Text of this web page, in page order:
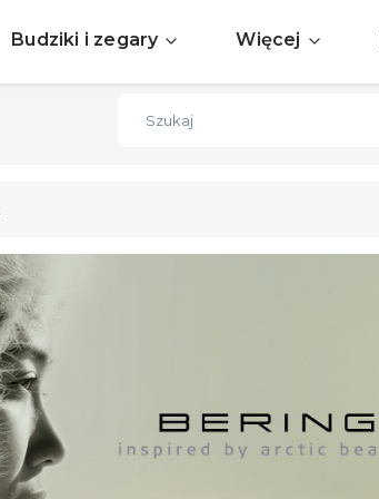
Budziki i zegary Więcej